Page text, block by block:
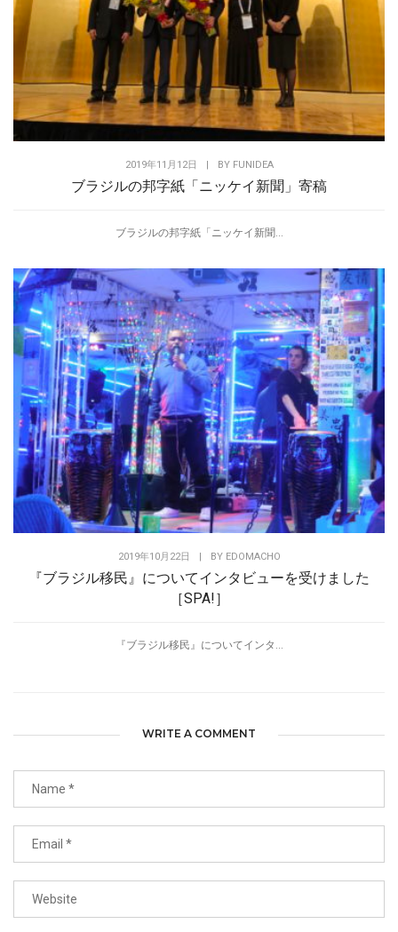
2019年11月12日 | BY FUNIDEA
ブラジルの邦字紙「ニッケイ新聞」寄稿
ブラジルの邦字紙「ニッケイ新聞...
2019年10月22日 BY EDOMACHO
『ブラジル移民』についてインタビューを受けました
［SPA!］
『ブラジル移民』についてインタ...
WRITE A COMMENT